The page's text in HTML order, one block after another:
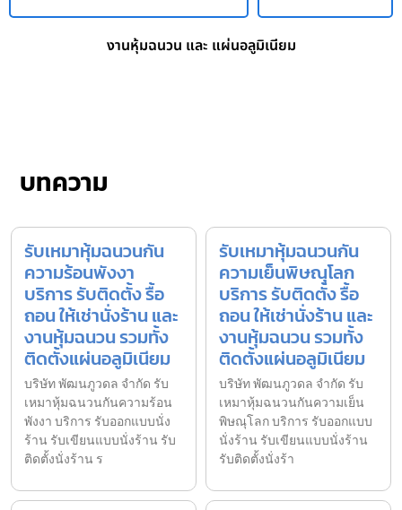
งานหุ้มฉนวน และ แผ่นอลูมิเนียม
บทความ
รับเหมาหุ้มฉนวนกัน
ความร้อนพังงา
บริการ รับติดตั้ง รื้อ
ถอน ให้เช่านั่งร้าน และ
งานหุ้มฉนวน รวมทั้ง
ติดตั้งแผ่นอลูมิเนียม
บริษัท พัฒนภูวดล จำกัด รับ
เหมาหุ้มฉนวนกันความร้อน
พังงา บริการ รับออกแบบนั่ง
ร้าน รับเขียนแบบนั่งร้าน รับ
ติดตั้งนั่งร้าน ร
รับเหมาหุ้มฉนวนกัน
ความเย็นพิษณุโลก
บริการ รับติดตั้ง รื้อ
ถอน ให้เช่านั่งร้าน และ
งานหุ้มฉนวน รวมทั้ง
ติดตั้งแผ่นอลูมิเนียม
บริษัท พัฒนภูวดล จำกัด รับ
เหมาหุ้มฉนวนกันความเย็น
พิษณุโลก บริการ รับออกแบบ
นั่งร้าน รับเขียนแบบนั่งร้าน
รับติดตั้งนั่งร้า